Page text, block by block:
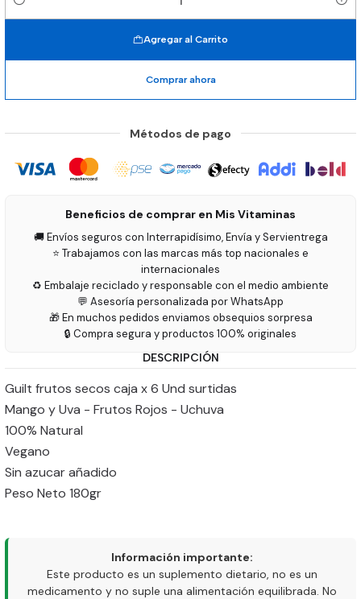
Cantidad
Agregar al Carrito
Comprar ahora
Métodos de pago
Beneficios de comprar en Mis Vitaminas
🚚 Envíos seguros con Interrapidísimo, Envía y Servientrega
⭐ Trabajamos con las marcas más top nacionales e
internacionales
♻️ Embalaje reciclado y responsable con el medio ambiente
💬 Asesoría personalizada por WhatsApp
🎁 En muchos pedidos enviamos obsequios sorpresa
🔒 Compra segura y productos 100% originales
DESCRIPCIÓN
Guilt frutos secos caja x 6 Und surtidas
Mango y Uva - Frutos Rojos - Uchuva
100% Natural
Vegano
Sin azucar añadido
Peso Neto 180gr
Información importante:
Este producto es un suplemento dietario, no es un
medicamento y no suple una alimentación equilibrada. No